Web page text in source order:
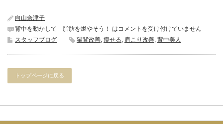
向山奈津子
背中を動かして 脂肪を燃やそう！ はコメントを受け付けていません
スタッフブログ
猫背改善, 痩せる, 肩こり改善, 背中美人
トップページに戻る